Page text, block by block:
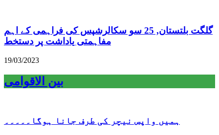
گلگت بلتستان, 25 سو سکالرشپس کی فراہمی کے اہم
مفاہمتی یاداشت پر دستخط
19/03/2023
بین الاقوامی
ہمیں واپس نیچر کی طرف جانا ہوگا۔۔۔۔۔